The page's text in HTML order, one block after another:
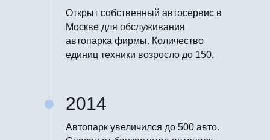
Открыт собственный автосервис в
Москве для обслуживания
автопарка фирмы. Количество
единиц техники возросло до 150.
2014
Автопарк увеличился до 500 авто.